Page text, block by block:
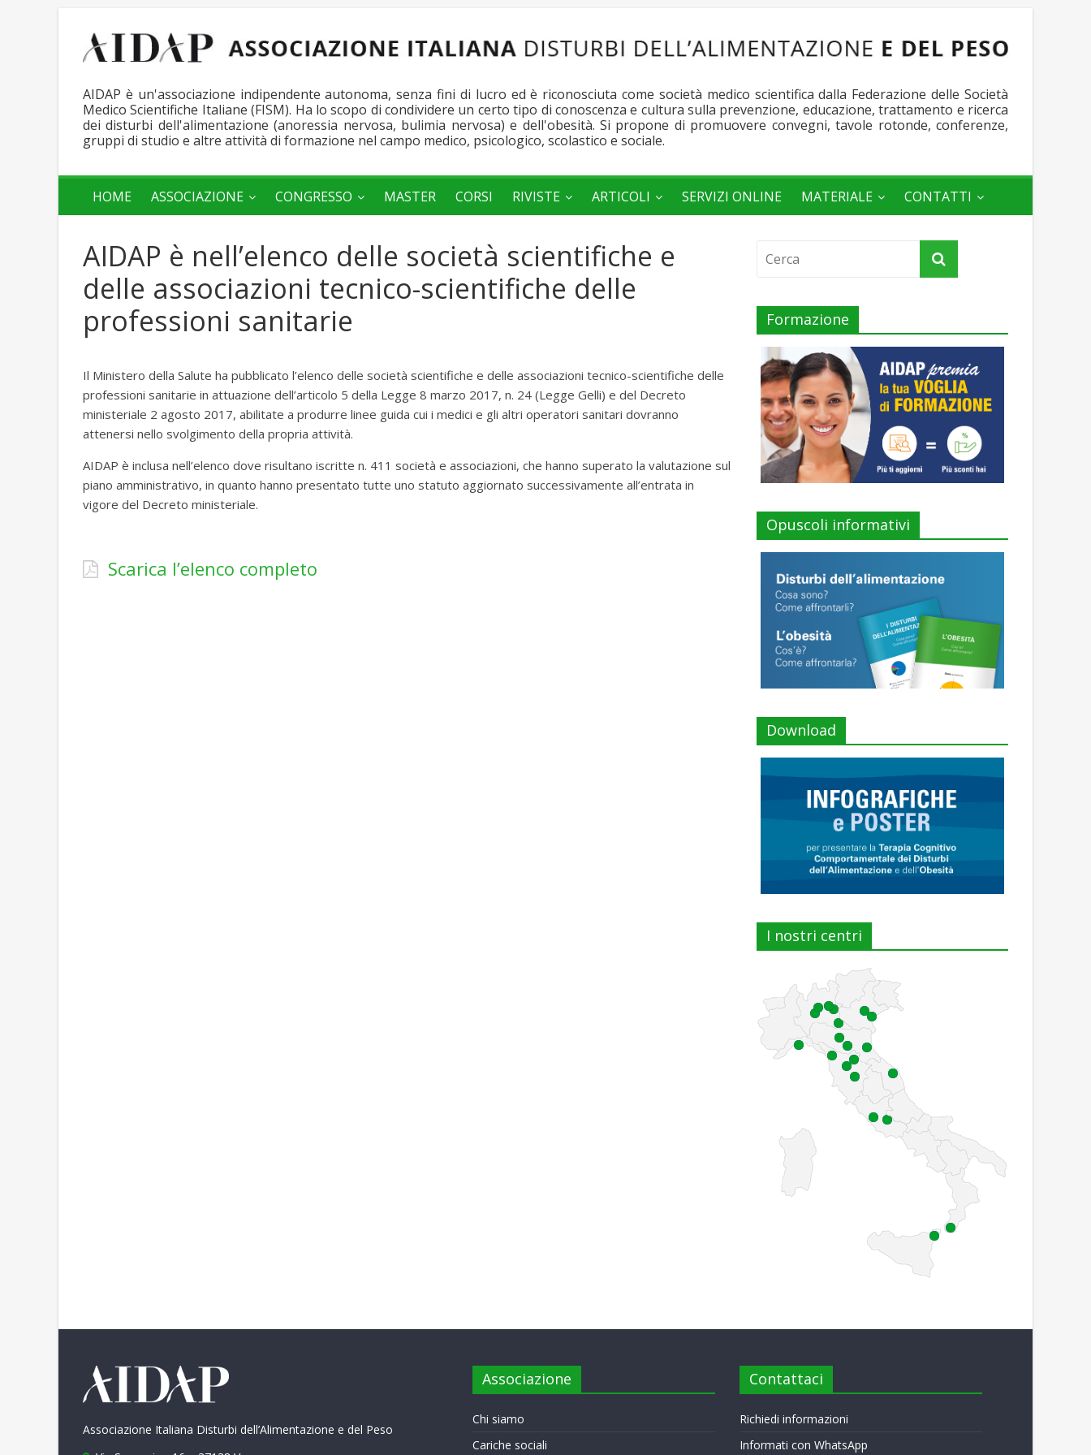
AIDAP è un'associazione indipendente autonoma, senza fini di lucro ed è riconosciuta come società medico scientifica dalla Federazione delle Società
Medico Scientifiche Italiane (FISM). Ha lo scopo di condividere un certo tipo di conoscenza e cultura sulla prevenzione, educazione, trattamento e ricerca
dei disturbi dell'alimentazione (anoressia nervosa, bulimia nervosa) e dell'obesità. Si propone di promuovere convegni, tavole rotonde, conferenze,
gruppi di studio e altre attività di formazione nel campo medico, psicologico, scolastico e sociale.
AIDAP
Associazione
Disturbi
dell'Alimentazione
e
del
Peso
HOME ASSOCIAZIONE CONGRESSO MASTER CORSI RIVISTE ARTICOLI SERVIZI ONLINE MATERIALE CONTATTI
AIDAP è nell’elenco delle società scientifiche e
delle associazioni tecnico-scientifiche delle
professioni sanitarie
Il Ministero della Salute ha pubblicato l’elenco delle società scientifiche e delle associazioni tecnico-scientifiche delle
professioni sanitarie in attuazione dell’articolo 5 della Legge 8 marzo 2017, n. 24 (Legge Gelli) e del Decreto
ministeriale 2 agosto 2017, abilitate a produrre linee guida cui i medici e gli altri operatori sanitari dovranno
attenersi nello svolgimento della propria attività.
AIDAP è inclusa nell’elenco dove risultano iscritte n. 411 società e associazioni, che hanno superato la valutazione sul
piano amministrativo, in quanto hanno presentato tutte uno statuto aggiornato successivamente all’entrata in
vigore del Decreto ministeriale.
Scarica l’elenco completo
Formazione
Opuscoli informativi
Download
I nostri centri
Associazione Italiana Disturbi dell’Alimentazione e del Peso
Associazione
Chi siamo
Cariche sociali
Contattaci
Richiedi informazioni
Informati con WhatsApp